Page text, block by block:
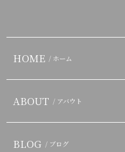
HOME / ホーム
ABOUT / アバウト
BLOG / ブログ